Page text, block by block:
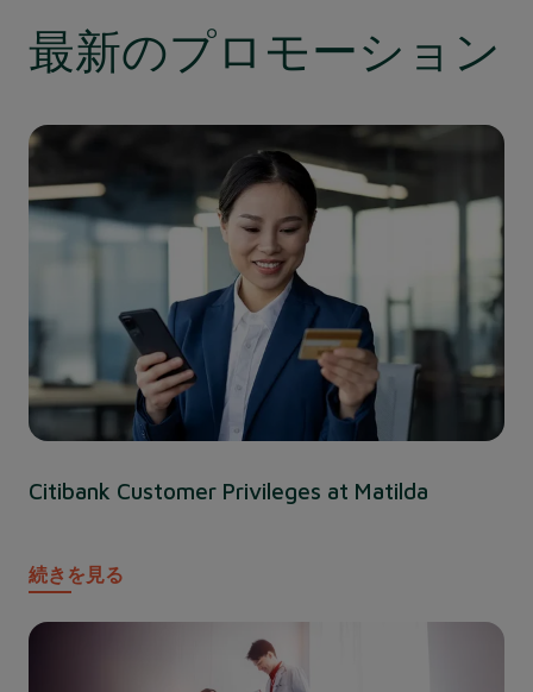
最新のプロモーション
Citibank Customer Privileges at Matilda
続きを見る